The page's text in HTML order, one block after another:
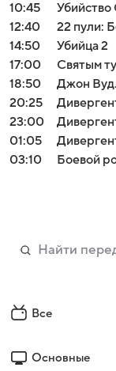
10:45
Убийство
12:40
22 пули:
14:50
Убийца 2
17:00
Святым
18:50
Джон
20:25
23:00
01:05
03:10
Боевой
Все
Основные